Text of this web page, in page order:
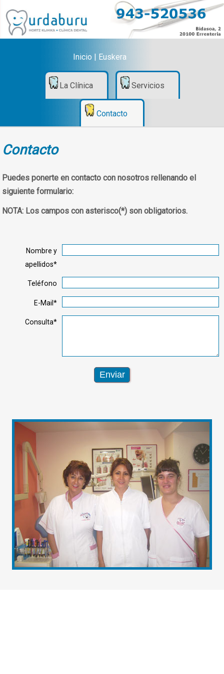
Inicio | Euskera
La Clínica Servicios
Contacto
Contacto
Puedes ponerte en contacto con nosotros rellenando el
siguiente formulario:
NOTA: Los campos con asterisco(*) son obligatorios.
Nombre y
apellidos*
Teléfono
E-Mail*
Consulta*